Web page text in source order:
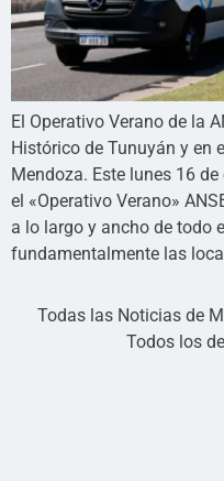
El Operativo Verano de la
Histórico de Tunuyán y en
Mendoza. Este lunes 16
el «Operativo Verano»
a lo largo y ancho de todo
fundamentalmente las
Todas las Noticias de
Todos los